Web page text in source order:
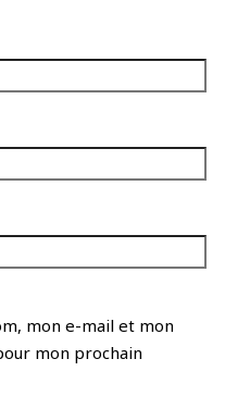
mon e-mail et mon
mon prochain